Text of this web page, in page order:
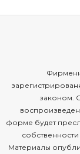
законом.
форме будет
Материалы